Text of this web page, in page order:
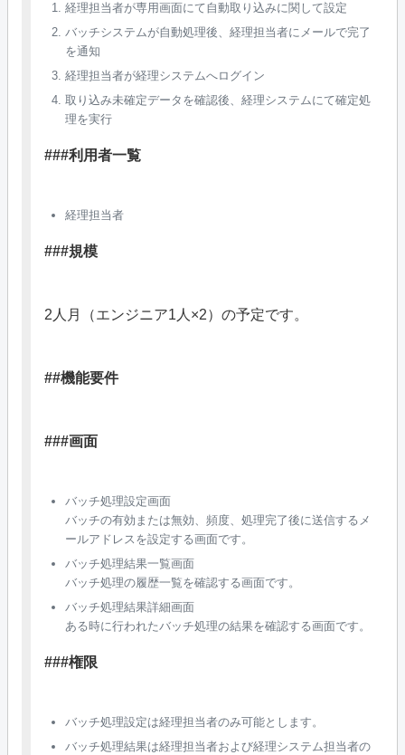
経理担当者が専用画面にて自動取り込みに関して設定
バッチシステムが自動処理後、経理担当者にメールで完了
を通知
経理担当者が経理システムへログイン
取り込み未確定データを確認後、経理システムにて確定処
理を実行
###利用者一覧
経理担当者
###規模
2人月（エンジニア1人×2）の予定です。
##機能要件
###画面
バッチ処理設定画面
バッチの有効または無効、頻度、処理完了後に送信するメ
ールアドレスを設定する画面です。
バッチ処理結果一覧画面
バッチ処理の履歴一覧を確認する画面です。
バッチ処理結果詳細画面
ある時に行われたバッチ処理の結果を確認する画面です。
###権限
バッチ処理設定は経理担当者のみ可能とします。
バッチ処理結果は経理担当者および経理システム担当者の